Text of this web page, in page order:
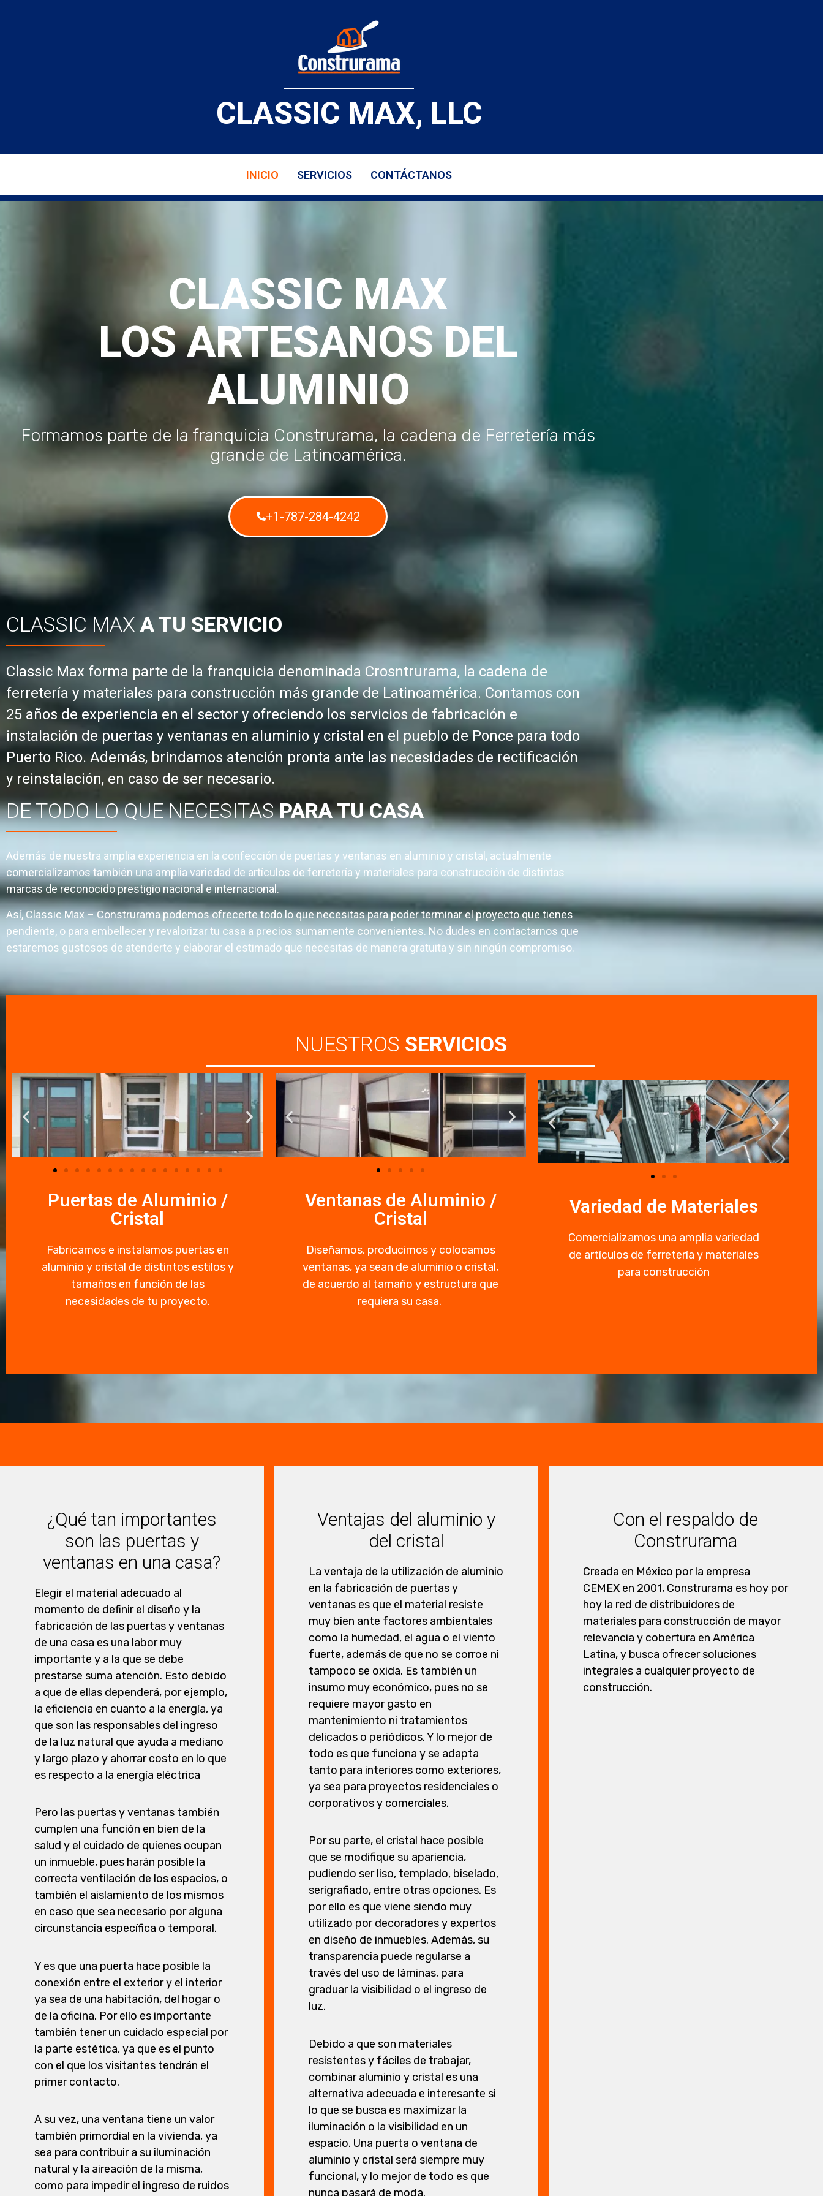
CLASSIC MAX, LLC
INICIO SERVICIOS CONTÁCTANOS
CLASSIC MAX
LOS ARTESANOS DEL
ALUMINIO
Formamos parte de la franquicia Construrama, la cadena de Ferretería más
grande de Latinoamérica.
+1-787-284-4242
CLASSIC MAXA TU SERVICIO
Classic Max forma parte de la franquicia denominada Crosntrurama, la cadena de
ferretería y materiales para construcción más grande de Latinoamérica. Contamos con
25 años de experiencia en el sector y ofreciendo los servicios de fabricación e
instalación de puertas y ventanas en aluminio y cristal en el pueblo de Ponce para todo
Puerto Rico. Además, brindamos atención pronta ante las necesidades de rectificación
y reinstalación, en caso de ser necesario.
DE TODO LO QUE NECESITASPARA TU CASA
Además de nuestra amplia experiencia en la confección de puertas y ventanas en aluminio y cristal, actualmente
comercializamos también una amplia variedad de artículos de ferretería y materiales para construcción de distintas
marcas de reconocido prestigio nacional e internacional.
Así, Classic Max – Construrama podemos ofrecerte todo lo que necesitas para poder terminar el proyecto que tienes
pendiente, o para embellecer y revalorizar tu casa a precios sumamente convenientes. No dudes en contactarnos que
estaremos gustosos de atenderte y elaborar el estimado que necesitas de manera gratuita y sin ningún compromiso.
NUESTROS SERVICIOS
Puertas de Aluminio /
Cristal
Fabricamos e instalamos puertas en
aluminio y cristal de distintos estilos y
tamaños en función de las
necesidades de tu proyecto.
Ventanas de Aluminio /
Cristal
Diseñamos, producimos y colocamos
ventanas, ya sean de aluminio o cristal,
de acuerdo al tamaño y estructura que
requiera su casa.
Variedad de Materiales
Comercializamos una amplia variedad
de artículos de ferretería y materiales
para construcción
¿Qué tan importantes
son las puertas y
ventanas en una casa?
Elegir el material adecuado al
momento de definir el diseño y la
fabricación de las puertas y ventanas
de una casa es una labor muy
importante y a la que se debe
prestarse suma atención. Esto debido
a que de ellas dependerá, por ejemplo,
la eficiencia en cuanto a la energía, ya
que son las responsables del ingreso
de la luz natural que ayuda a mediano
y largo plazo y ahorrar costo en lo que
es respecto a la energía eléctrica
Pero las puertas y ventanas también
cumplen una función en bien de la
salud y el cuidado de quienes ocupan
un inmueble, pues harán posible la
correcta ventilación de los espacios, o
también el aislamiento de los mismos
en caso que sea necesario por alguna
circunstancia específica o temporal.
Y es que una puerta hace posible la
conexión entre el exterior y el interior
ya sea de una habitación, del hogar o
de la oficina. Por ello es importante
también tener un cuidado especial por
la parte estética, ya que es el punto
con el que los visitantes tendrán el
primer contacto.
A su vez, una ventana tiene un valor
también primordial en la vivienda, ya
sea para contribuir a su iluminación
natural y la aireación de la misma,
como para impedir el ingreso de ruidos
Ventajas del aluminio y
del cristal
La ventaja de la utilización de aluminio
en la fabricación de puertas y
ventanas es que el material resiste
muy bien ante factores ambientales
como la humedad, el agua o el viento
fuerte, además de que no se corroe ni
tampoco se oxida. Es también un
insumo muy económico, pues no se
requiere mayor gasto en
mantenimiento ni tratamientos
delicados o periódicos. Y lo mejor de
todo es que funciona y se adapta
tanto para interiores como exteriores,
ya sea para proyectos residenciales o
corporativos y comerciales.
Por su parte, el cristal hace posible
que se modifique su apariencia,
pudiendo ser liso, templado, biselado,
serigrafiado, entre otras opciones. Es
por ello es que viene siendo muy
utilizado por decoradores y expertos
en diseño de inmuebles. Además, su
transparencia puede regularse a
través del uso de láminas, para
graduar la visibilidad o el ingreso de
luz.
Debido a que son materiales
resistentes y fáciles de trabajar,
combinar aluminio y cristal es una
alternativa adecuada e interesante si
lo que se busca es maximizar la
iluminación o la visibilidad en un
espacio. Una puerta o ventana de
aluminio y cristal será siempre muy
funcional, y lo mejor de todo es que
nunca pasará de moda.
Con el respaldo de
Construrama
Creada en México por la empresa
CEMEX en 2001, Construrama es hoy por
hoy la red de distribuidores de
materiales para construcción de mayor
relevancia y cobertura en América
Latina, y busca ofrecer soluciones
integrales a cualquier proyecto de
construcción.